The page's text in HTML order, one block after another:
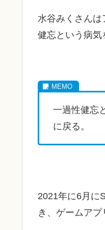
水谷みくさんは
健忘という病気
一過性健忘
に戻る。
2021年に6月に
き、ゲームア